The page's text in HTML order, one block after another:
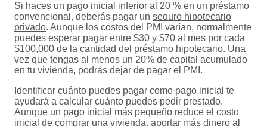
Si haces un pago inicial inferior al 20 % en un préstamo
convencional, deberás pagar un seguro hipotecario
privado. Aunque los costos del PMI varían, normalmente
puedes esperar pagar entre $30 y $70 al mes por cada
$100,000 de la cantidad del préstamo hipotecario. Una
vez que tengas al menos un 20% de capital acumulado
en tu vivienda, podrás dejar de pagar el PMI.
Identificar cuánto puedes pagar como pago inicial te
ayudará a calcular cuánto puedes pedir prestado.
Aunque un pago inicial más pequeño reduce el costo
inicial de comprar una vivienda, aportar más dinero al